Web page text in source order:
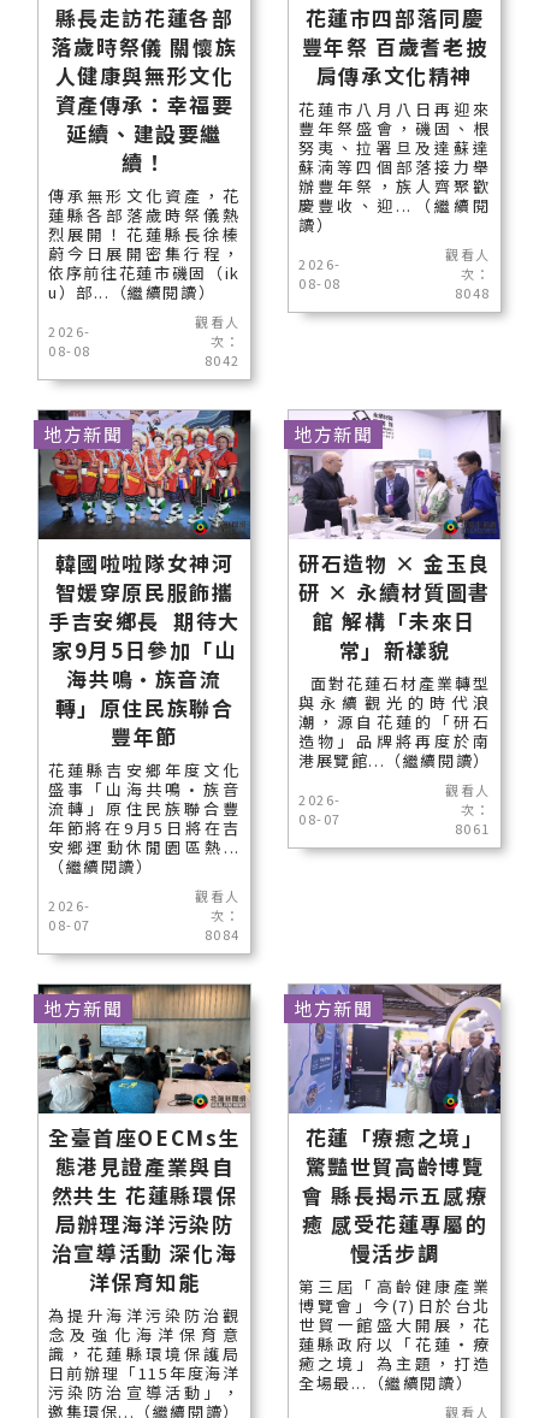
縣長走訪花蓮各部
落歲時祭儀 關懷族
人健康與無形文化
資產傳承：幸福要
延續、建設要繼
續！
傳承無形文化資產，花
蓮縣各部落歲時祭儀熱
烈展開！花蓮縣長徐榛
蔚今日展開密集行程，
依序前往花蓮市磯固（ik
u）部...（繼續閱讀）
2026-
08-08
觀看人
次：
8042
花蓮市四部落同慶
豐年祭 百歲耆老披
肩傳承文化精神
花蓮市八月八日再迎來
豐年祭盛會，磯固、根
努夷、拉署旦及達蘇達
蘇湳等四個部落接力舉
辦豐年祭，族人齊聚歡
慶豐收、迎...（繼續閱
讀）
2026-
08-08
觀看人
次：
8048
韓國啦啦隊女神河
智媛穿原民服飾攜
手吉安鄉長 期待大
家9月5日參加「山
海共鳴•族音流
轉」原住民族聯合
豐年節
花蓮縣吉安鄉年度文化
盛事「山海共鳴•族音
流轉」原住民族聯合豐
年節將在9月5日將在吉
安鄉運動休閒園區熱...
（繼續閱讀）
2026-
08-07
觀看人
次：
8084
地方新聞
研石造物 × 金玉良
研 × 永續材質圖書
館 解構「未來日
常」新樣貌
面對花蓮石材產業轉型
與永續觀光的時代浪
潮，源自花蓮的「研石
造物」品牌將再度於南
港展覽館...（繼續閱讀）
2026-
08-07
觀看人
次：
8061
地方新聞
全臺首座OECMs生
態港見證產業與自
然共生 花蓮縣環保
局辦理海洋污染防
治宣導活動 深化海
洋保育知能
為提升海洋污染防治觀
念及強化海洋保育意
識，花蓮縣環境保護局
日前辦理「115年度海洋
污染防治宣導活動」，
邀集環保...（繼續閱讀）
地方新聞
花蓮「療癒之境」
驚豔世貿高齡博覽
會 縣長揭示五感療
癒 感受花蓮專屬的
慢活步調
第三屆「高齡健康產業
博覽會」今(7)日於台北
世貿一館盛大開展，花
蓮縣政府以「花蓮‧療
癒之境」為主題，打造
全場最...（繼續閱讀）
觀看人
地方新聞